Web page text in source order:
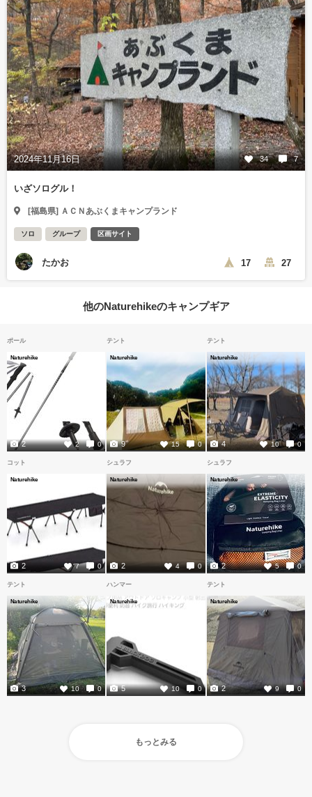
2024年11月16日 34 7
いざソログル！
[福島県] ＡＣＮあぶくまキャンプランド
ソロ グループ 区画サイト
たかお 17 27
他のNaturehikeのキャンプギア
ポール
Naturehike
2 0
2
テント
Naturehike
15 0
9
テント
Naturehike
10 0
4
コット
Naturehike
7 0
2
シュラフ
Naturehike
4 0
2
シュラフ
Naturehike
5 0
2
テント
Naturehike
10 0
3
ハンマー
Naturehike
10 0
5
テント
Naturehike
9 0
2
もっとみる